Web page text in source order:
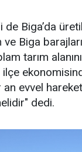
de Biga’da
Biga
tarım
ilçe
an evvel
dedi.